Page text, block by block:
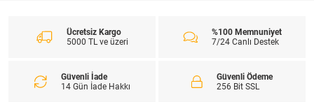
Ücretsiz Kargo
5000 TL ve üzeri
%100 Memnuniyet
7/24 Canlı Destek
Güvenli İade
14 Gün İade Hakkı
Güvenli Ödeme
256 Bit SSL